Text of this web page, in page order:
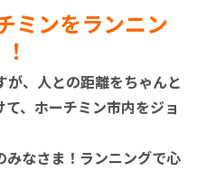
ミンをランニン
が、人との距離をちゃんと
、ホーチミン市内をジョ
みなさま！ランニングで心